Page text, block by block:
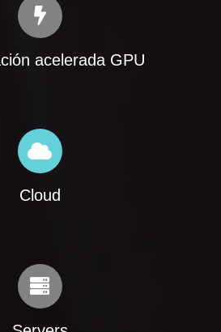
acelerada GPU
Cloud